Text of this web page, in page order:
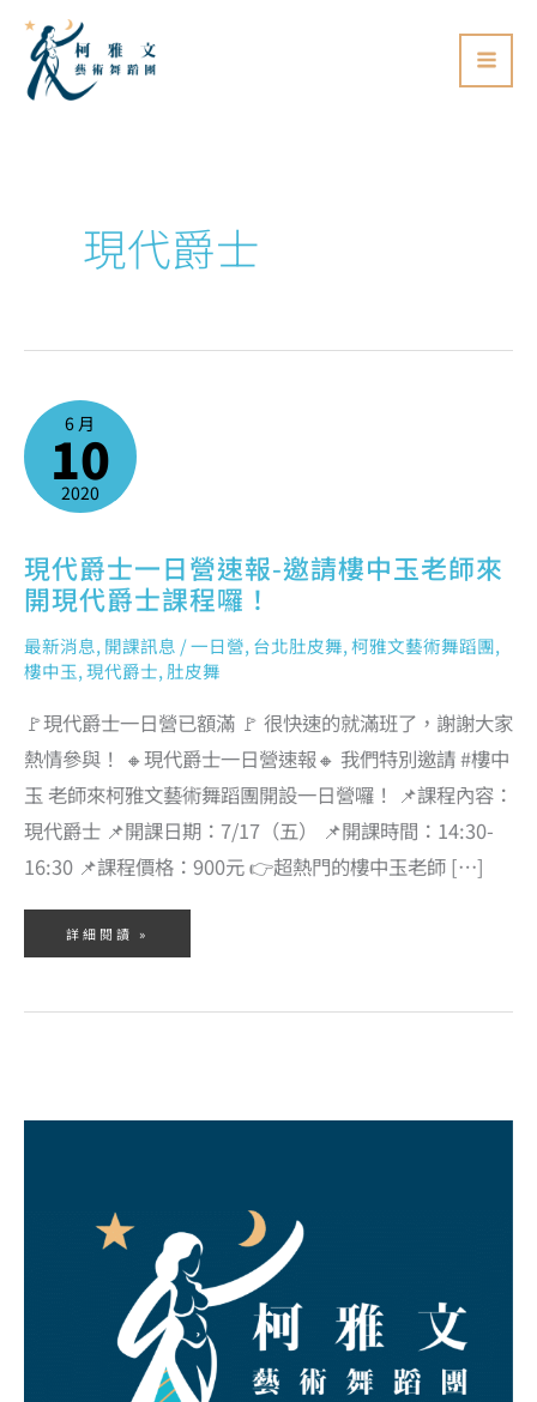
現代爵士
6 月
10
2020
現代爵士一日營速報-邀請樓中玉老師來
開現代爵士課程囉！
最新消息, 開課訊息 /一日營, 台北肚皮舞,柯雅文藝術舞蹈團,
樓中玉,現代爵士, 肚皮舞
🚩現代爵士一日營已額滿 🚩 很快速的就滿班了，謝謝大家
熱情參與！ 🔸現代爵士一日營速報🔸 我們特別邀請 #樓中
玉 老師來柯雅文藝術舞蹈團開設一日營囉！ 📌課程內容：
現代爵士 📌開課日期：7/17（五） 📌開課時間：14:30-
16:30 📌課程價格：900元 👉超熱門的樓中玉老師 […]
現
代
爵
士
營
速
報-
邀
玉
老
師
來
開
代
爵
士
課
程
詳細閱讀 »